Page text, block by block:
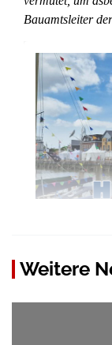
Bauamtsleiter
Weitere